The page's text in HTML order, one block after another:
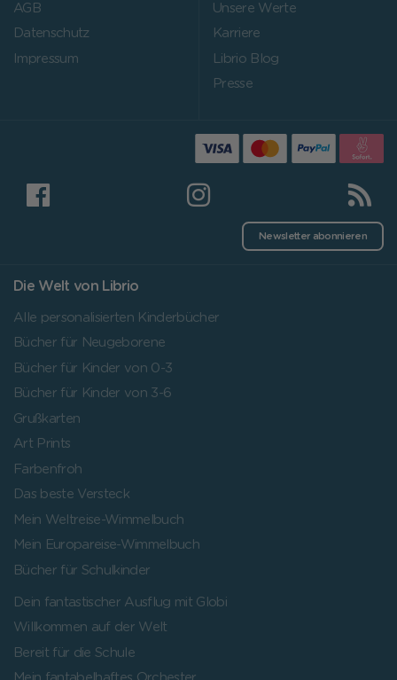
AGB
Datenschutz
Impressum
Unsere Werte
Karriere
Librio Blog
Presse
Newsletter abonnieren
Die Welt von Librio
Alle personalisierten Kinderbücher
Bücher für Neugeborene
Bücher für Kinder von 0-3
Bücher für Kinder von 3-6
Grußkarten
Art Prints
Farbenfroh
Das beste Versteck
Mein Weltreise-Wimmelbuch
Mein Europareise-Wimmelbuch
Bücher für Schulkinder
Dein fantastischer Ausflug mit Globi
Willkommen auf der Welt
Bereit für die Schule